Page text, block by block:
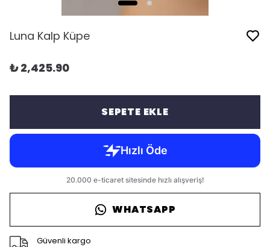
Luna Kalp Küpe
₺ 2,425.90
SEPETE EKLE
WHATSAPP
Güvenli kargo